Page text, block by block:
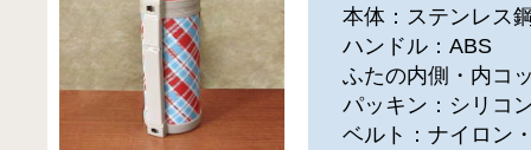
本体：ステンレス
ハンドル：ABS
ふたの内側・内コ
パッキン：シリコ
ベルト：ナイロン